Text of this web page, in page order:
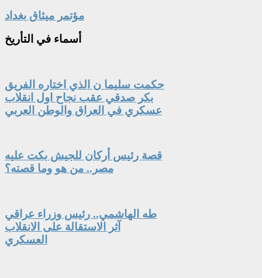
مؤتمر ميثاق بغداد
أسماء في التأريخ
حكمت سليما ن الذي اختاره الفريق
بكر صدقي عقب نجاح اول انقلاب
عسكري في العراق والوطن العربي
قصة رئيس أركان للجيش بكت عليه
مصر.. من هو وما قصته؟
طه الهاشمي.. رئيس وزراء عراقي
آثر الاستقالة على الانقلاب
العسكري